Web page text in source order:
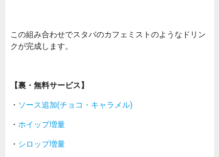
この組み合わせでスタバのカフェミストのようなドリン
クが完成します。
【裏・無料サービス】
・ ソース追加(チョコ・キャラメル)
・ ホイップ増量
・ シロップ増量